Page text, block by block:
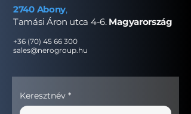
2740 Abony,
Tamási Áron utca 4-6. Magyarország
+36 (70) 45 66 300
sales@nerogroup.hu
Keresztnév *